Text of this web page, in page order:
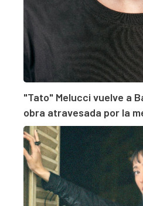
"Tato" Melucci vuelve a
obra atravesada por la